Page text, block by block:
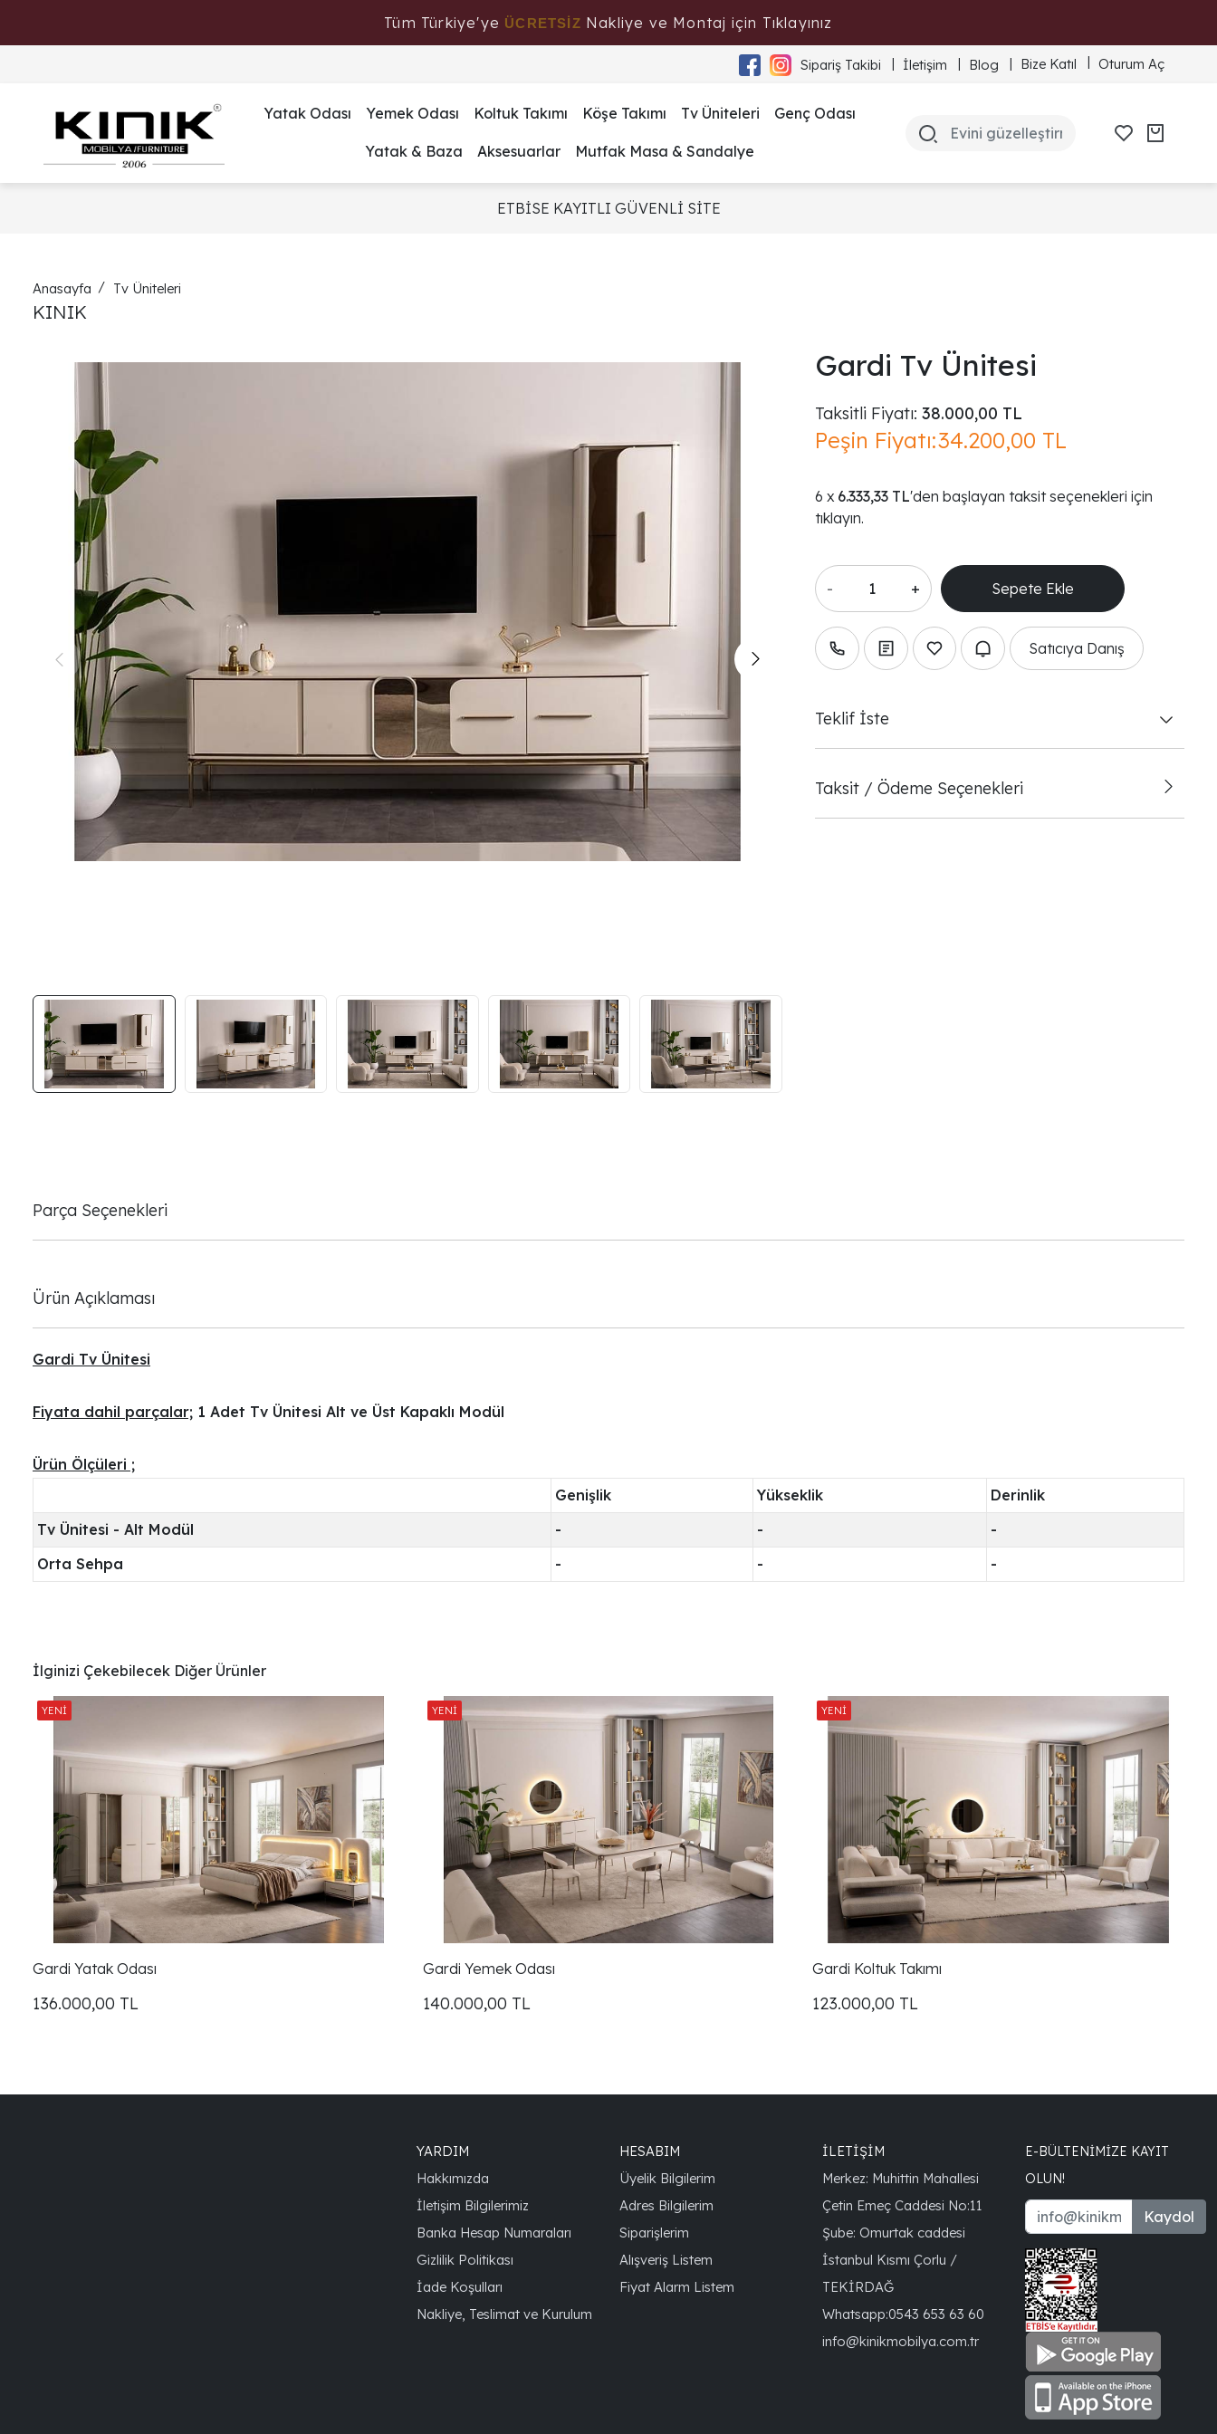
Tüm Türkiye'ye ÜCRETSİZ Nakliye ve Montaj için Tıklayınız
Sipariş Takibi İletişim Blog Bize Katıl Oturum Aç
Yatak Odası Yemek Odası Koltuk Takımı Köşe Takımı Tv Üniteleri Genç Odası
Yatak & Baza Aksesuarlar Mutfak Masa & Sandalye
ETBİSE KAYITLI GÜVENLİ SİTE
Anasayfa Tv Üniteleri
KINIK
Gardi Tv Ünitesi
Taksitli Fiyatı: 38.000,00 TL
Peşin Fiyatı:34.200,00 TL
6.333,33 TL'den başlayan taksit seçenekleri için
tıklayın.
- +
Satıcıya Danış
Teklif İste
Taksit / Ödeme Seçenekleri
Parça Seçenekleri
Ürün Açıklaması
Gardi Tv Ünitesi
Fiyata dahil parçalar; 1 Adet Tv Ünitesi Alt ve Üst Kapaklı Modül
Ürün Ölçüleri ;
Genişlik
Yükseklik
Derinlik
Tv Ünitesi - Alt Modül
- -
-
Orta Sehpa
- - -
İlginizi Çekebilecek Diğer Ürünler
Gardi Yatak Odası
136.000,00 TL
Gardi Yemek Odası
140.000,00 TL
Gardi Koltuk Takımı
123.000,00 TL
YARDIM
Hakkımızda
İletişim Bilgilerimiz
Banka Hesap Numaraları
Gizlilik Politikası
İade Koşulları
Nakliye, Teslimat ve Kurulum
HESABIM
Üyelik Bilgilerim
Adres Bilgilerim
Siparişlerim
Alışveriş Listem
Fiyat Alarm Listem
İLETİŞİM
Merkez: Muhittin Mahallesi
Çetin Emeç Caddesi No:11
Şube: Omurtak caddesi
İstanbul Kısmı Çorlu /
TEKİRDAĞ
Whatsapp:0543 653 63 60
info@kinikmobilya.com.tr
E-BÜLTENIMIZE KAYIT
OLUN!
Kaydol